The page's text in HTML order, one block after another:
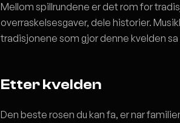
Mellom spillrundene er det rom for
overraskelsesgaver, dele historier.
tradisjonene som gjor denne kvelden sa
Etter kvelden
Den beste rosen du kan fa, er nar